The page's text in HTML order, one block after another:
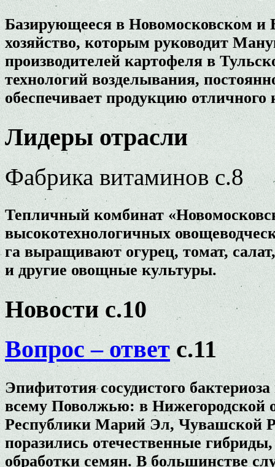
Базирующееся в Новомосковском и
хозяйство, которым руководит
производителей картофеля в
технологий возделывания,
обеспечивает продукцию отличного
Лидеры отрасли
Фабрика витаминов с.8
Тепличный комбинат
высокотехнологичных
га выращивают огурец, томат,
и другие овощные культуры.
Новости с.10
Вопрос – ответс.11
Эпифитотия сосудистого
всему Поволжью: в Нижегородской
Республики Марий Эл, Чувашской
поразились отечественные
обработки семян. В большинстве